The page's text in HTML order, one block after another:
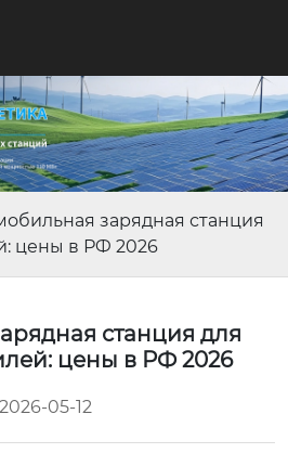
зарядная станция
цены в РФ 2026
станция для
цены в РФ 2026
2026-05-12